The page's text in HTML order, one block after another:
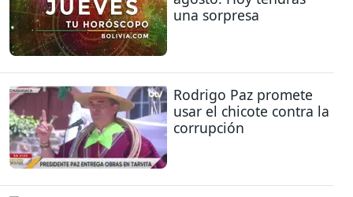
una sorpresa
Rodrigo Paz promete
usar el chicote contra la
corrupción